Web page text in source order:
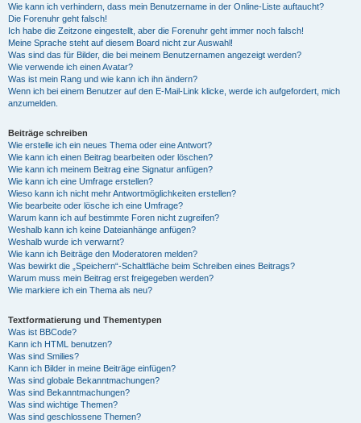
Wie kann ich verhindern, dass mein Benutzername in der Online-Liste auftaucht?
Die Forenuhr geht falsch!
Ich habe die Zeitzone eingestellt, aber die Forenuhr geht immer noch falsch!
Meine Sprache steht auf diesem Board nicht zur Auswahl!
Was sind das für Bilder, die bei meinem Benutzernamen angezeigt werden?
Wie verwende ich einen Avatar?
Was ist mein Rang und wie kann ich ihn ändern?
Wenn ich bei einem Benutzer auf den E-Mail-Link klicke, werde ich aufgefordert, mich
anzumelden.
Beiträge schreiben
Wie erstelle ich ein neues Thema oder eine Antwort?
Wie kann ich einen Beitrag bearbeiten oder löschen?
Wie kann ich meinem Beitrag eine Signatur anfügen?
Wie kann ich eine Umfrage erstellen?
Wieso kann ich nicht mehr Antwortmöglichkeiten erstellen?
Wie bearbeite oder lösche ich eine Umfrage?
Warum kann ich auf bestimmte Foren nicht zugreifen?
Weshalb kann ich keine Dateianhänge anfügen?
Weshalb wurde ich verwarnt?
Wie kann ich Beiträge den Moderatoren melden?
Was bewirkt die „Speichern“-Schaltfläche beim Schreiben eines Beitrags?
Warum muss mein Beitrag erst freigegeben werden?
Wie markiere ich ein Thema als neu?
Textformatierung und Thementypen
Was ist BBCode?
Kann ich HTML benutzen?
Was sind Smilies?
Kann ich Bilder in meine Beiträge einfügen?
Was sind globale Bekanntmachungen?
Was sind Bekanntmachungen?
Was sind wichtige Themen?
Was sind geschlossene Themen?